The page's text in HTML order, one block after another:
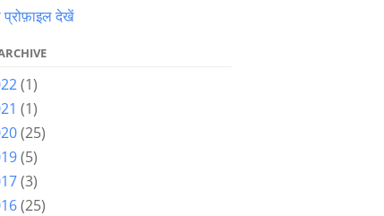
प्रोफ़ाइल देखें
(1)
(1)
(25)
(5)
(3)
(25)